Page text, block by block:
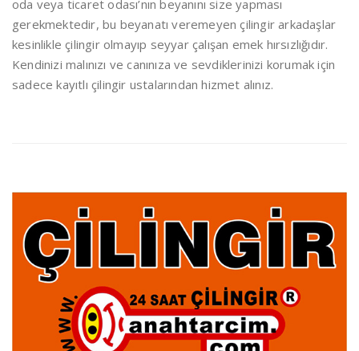
oda veya ticaret odası’nın beyanını size yapması
gerekmektedir, bu beyanatı veremeyen çilingir arkadaşlar
kesinlikle çilingir olmayıp seyyar çalışan emek hırsızlığıdır.
Kendinizi malınızı ve canınıza ve sevdiklerinizi korumak için
sadece kayıtlı çilingir ustalarından hizmet alınız.